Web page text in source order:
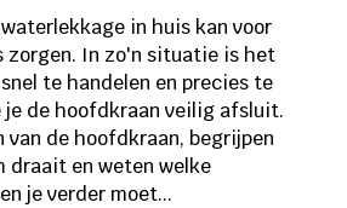
in huis kan voor
zorgen. In zo'n situatie is het
te handelen en precies te
je de hoofdkraan veilig afsluit.
van de hoofdkraan, begrijpen
draait en weten welke
je verder moet...